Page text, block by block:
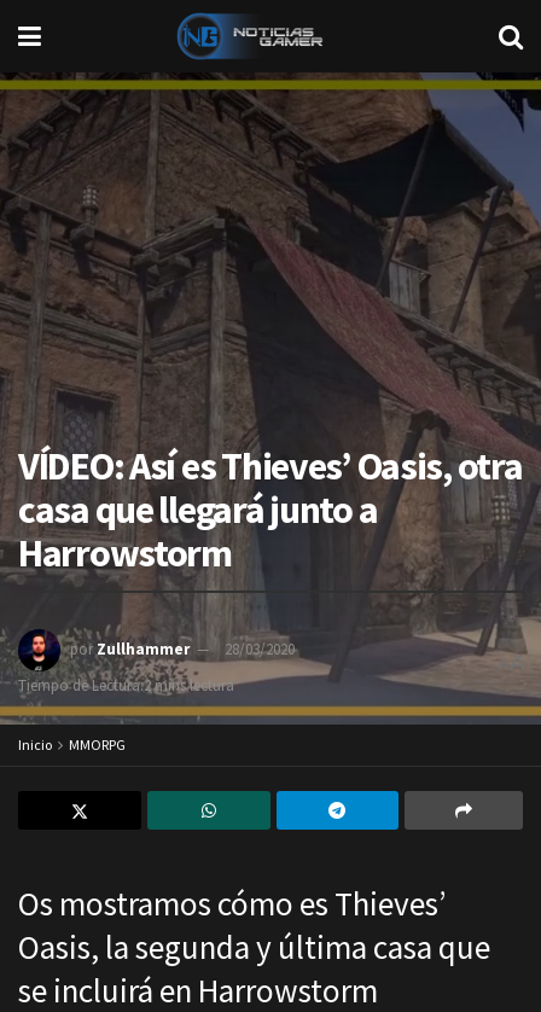
VÍDEO: Así es Thieves’ Oasis, otra
casa que llegará junto a
Harrowstorm
por Zullhammer
28/03/2020
Tiempo de Lectura:2 mins lectura
A
Inicio MMORPG
Os mostramos cómo es Thieves’
Oasis, la segunda y última casa que
se incluirá en Harrowstorm